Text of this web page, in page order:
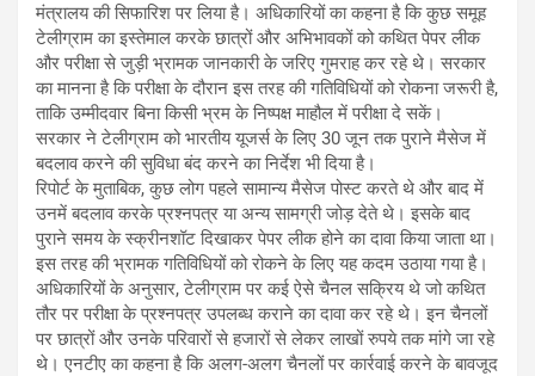
मंत्रालय की सिफारिश पर लिया है। अधिकारियों का कहना है कि कुछ समूह
टेलीग्राम का इस्तेमाल करके छात्रों और अभिभावकों को कथित पेपर लीक
और परीक्षा से जुड़ी भ्रामक जानकारी के जरिए गुमराह कर रहे थे। सरकार
का मानना है कि परीक्षा के दौरान इस तरह की गतिविधियों को रोकना जरूरी है,
ताकि उम्मीदवार बिना किसी भ्रम के निष्पक्ष माहौल में परीक्षा दे सकें।
सरकार ने टेलीग्राम को भारतीय यूजर्स के लिए 30 जून तक पुराने मैसेज में
बदलाव करने की सुविधा बंद करने का निर्देश भी दिया है।
रिपोर्ट के मुताबिक, कुछ लोग पहले सामान्य मैसेज पोस्ट करते थे और बाद में
उनमें बदलाव करके प्रश्नपत्र या अन्य सामग्री जोड़ देते थे। इसके बाद
पुराने समय के स्क्रीनशॉट दिखाकर पेपर लीक होने का दावा किया जाता था।
इस तरह की भ्रामक गतिविधियों को रोकने के लिए यह कदम उठाया गया है।
अधिकारियों के अनुसार, टेलीग्राम पर कई ऐसे चैनल सक्रिय थे जो कथित
तौर पर परीक्षा के प्रश्नपत्र उपलब्ध कराने का दावा कर रहे थे। इन चैनलों
पर छात्रों और उनके परिवारों से हजारों से लेकर लाखों रुपये तक मांगे जा रहे
थे। एनटीए का कहना है कि अलग-अलग चैनलों पर कार्रवाई करने के बावजूद